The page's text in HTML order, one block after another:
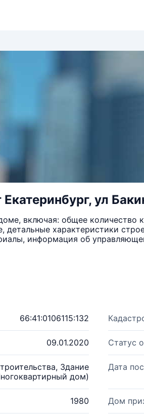
ул
включая: общее количество
характеристики
информация об
66:41:0106115:132
09.01.2020 Статус
Здание
дом)
Дата
1980 Дом